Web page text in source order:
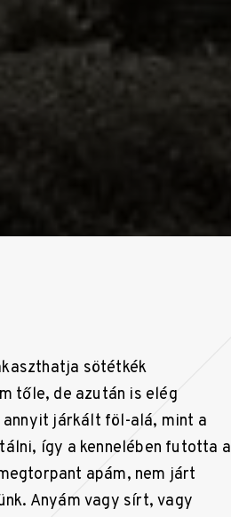
sötétkék
tőle, de azután is elég
annyit járkált föl-alá, mint a
így a kennelében futotta a
apám, nem járt
Anyám vagy sírt, vagy